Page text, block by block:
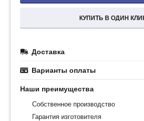
КУПИТЬ В ОДИН
Доставка
Варианты оплаты
Наши преимущества
Собственное производство
Гарантия изготовителя